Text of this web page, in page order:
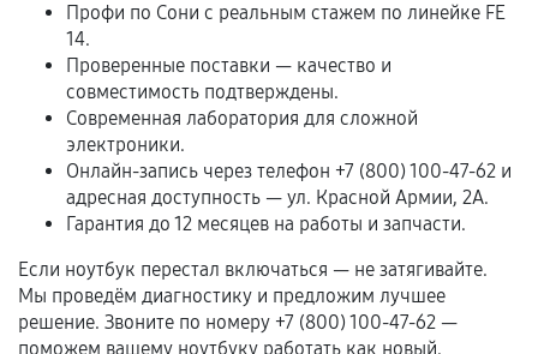
предусмотрено отдельно.
Обращение после окончания гарантийного
срока.
Программные сбои, если это не указано в
отдельных условиях.
Если комплектующие куплены
самостоятельно
Гарантия на выполненные работы может
Профи по Сони с реальным стажем по линейке FE
14.
Проверенные поставки — качество и
совместимость подтверждены.
Современная лаборатория для сложной
электроники.
Онлайн-запись через телефон +7 (800) 100-47-62 и
адресная доступность — ул. Красной Армии, 2А.
Гарантия до 12 месяцев на работы и запчасти.
Если ноутбук перестал включаться — не затягивайте.
Мы проведём диагностику и предложим лучшее
решение. Звоните по номеру +7 (800) 100-47-62 —
поможем вашему ноутбуку работать как новый.